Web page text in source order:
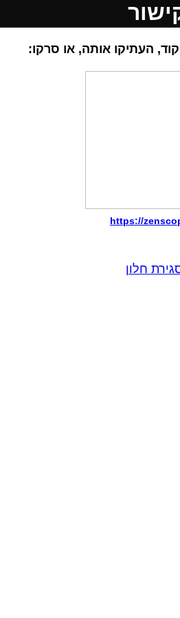
העתיקו אותה, או סרקו:
https://
חלון